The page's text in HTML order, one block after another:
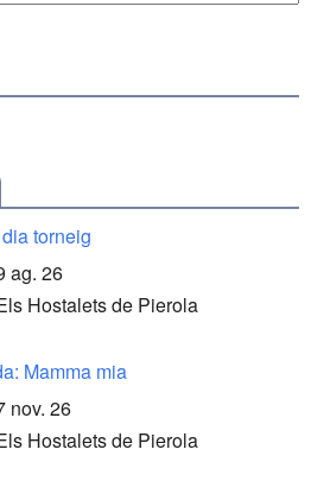
torneig
ag. 26
Hostalets de Pierola
Mamma mia
nov. 26
Hostalets de Pierola